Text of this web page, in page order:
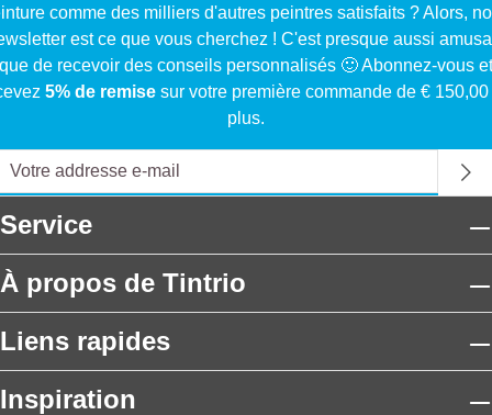
comme des milliers d'autres peintres satisfaits ? Alors,
est ce que vous cherchez ! C'est presque aussi
que de recevoir des conseils personnalisés 🙂 Abonnez-vous et
5% de remise sur votre première commande de € 150,00
plus.
Service
À propos de Tintrio
Liens rapides
Inspiration